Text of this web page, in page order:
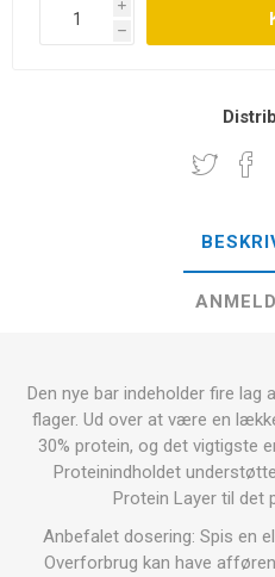
i
h
Den nye bar indeholder fire lag
flager. Ud over at være en
30% protein, og det vigtigste
Proteinindholdet
Protein Layer til det
Anbefalet dosering: Spis en
Overforbrug kan have